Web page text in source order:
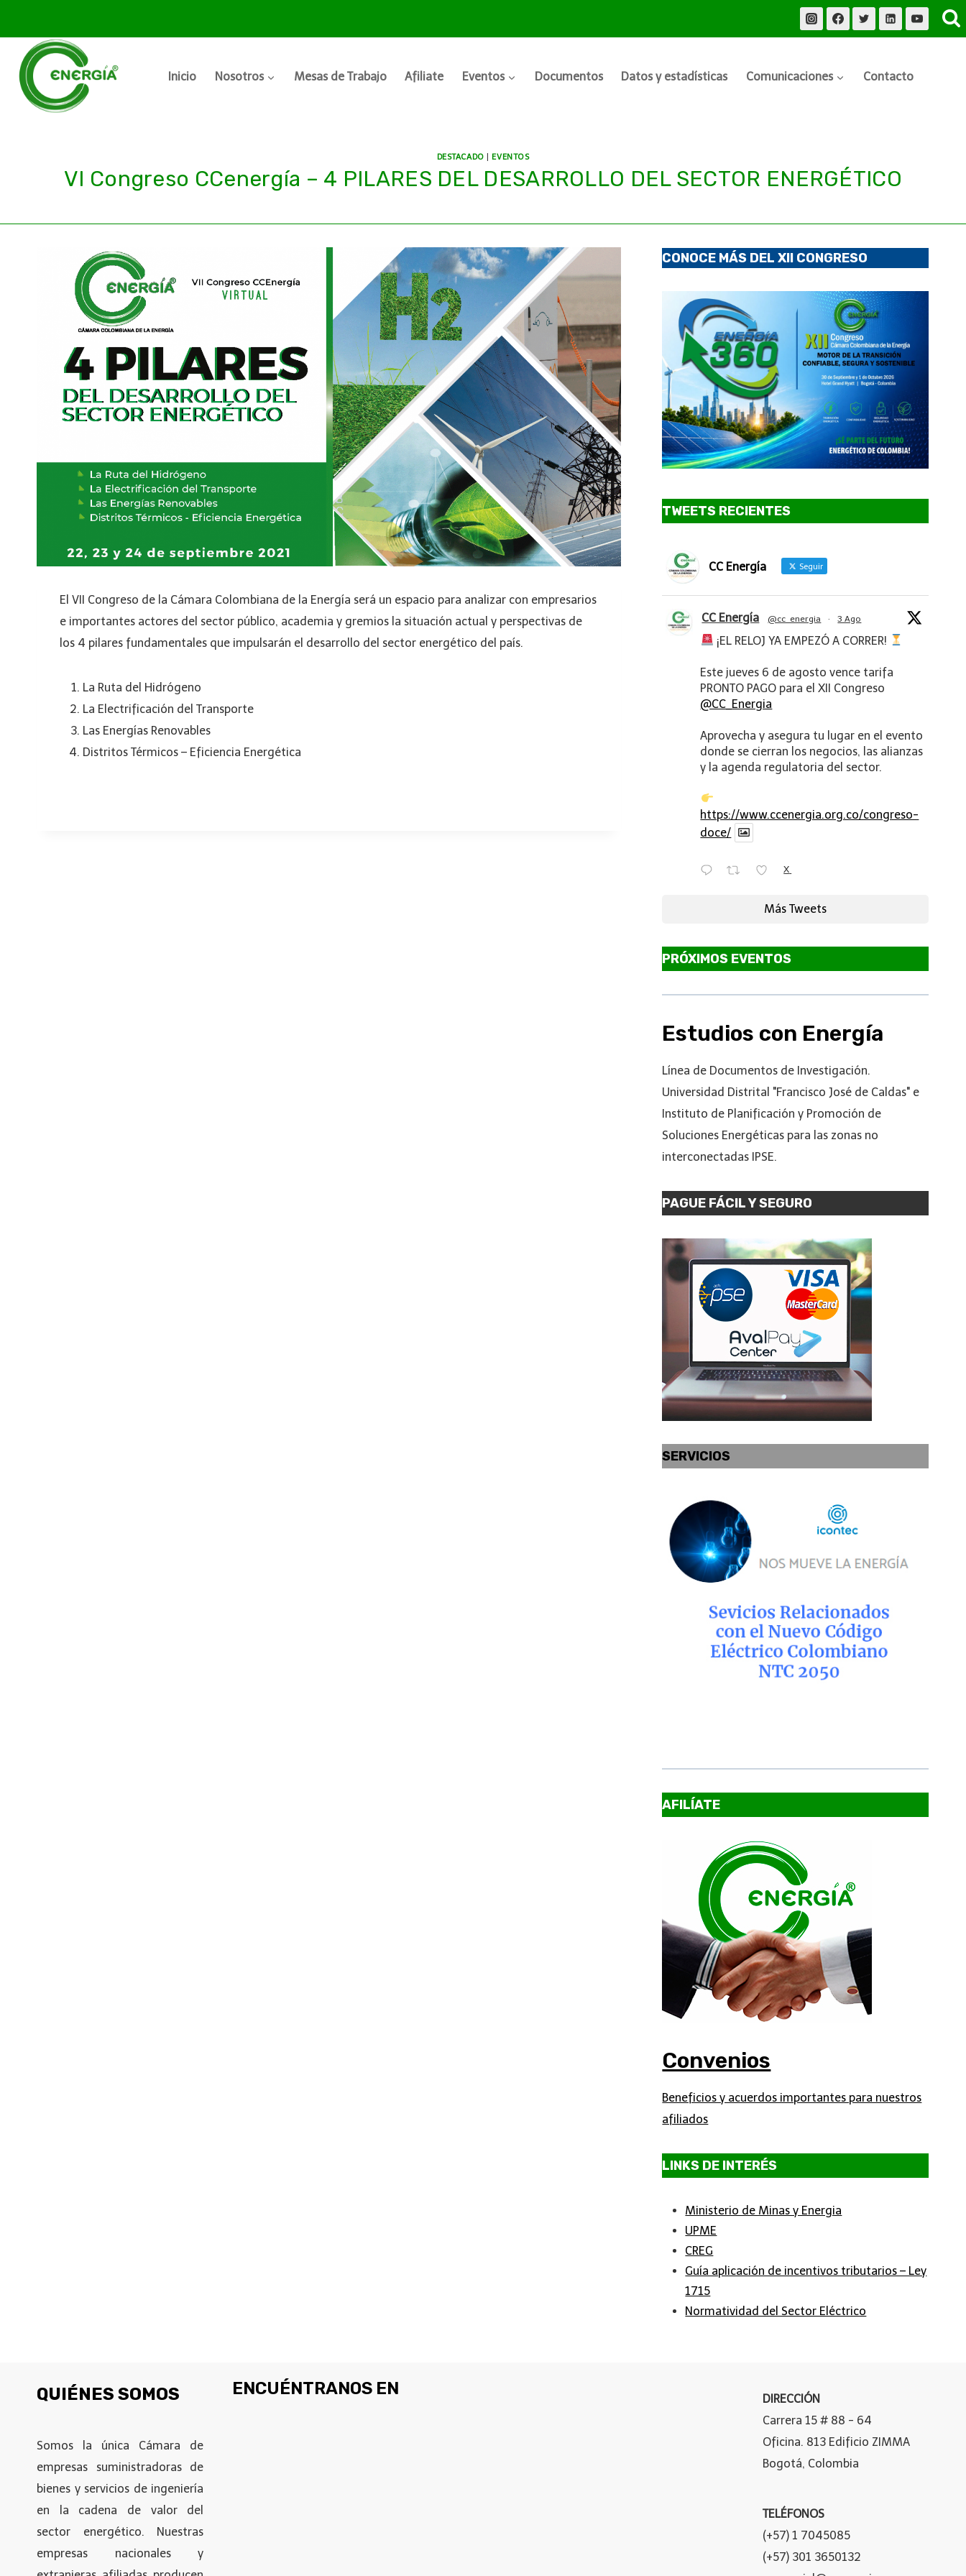
Inicio Nosotros Mesas de Trabajo Afiliate Eventos Documentos Datos y estadísticas Comunicaciones Contacto
DESTACADO |EVENTOS
VI Congreso CCenergía – 4 PILARES DEL DESARROLLO DEL SECTOR ENERGÉTICO
El VII Congreso de la Cámara Colombiana de la Energía será un espacio para analizar con empresarios
e importantes actores del sector público, academia y gremios la situación actual y perspectivas de
los 4 pilares fundamentales que impulsarán el desarrollo del sector energético del país.
La Ruta del Hidrógeno
La Electrificación del Transporte
Las Energías Renovables
Distritos Térmicos – Eficiencia Energética
CONOCE MÁS DEL XII CONGRESO
TWEETS RECIENTES
CC Energía Seguir
CC Energía @cc_energia · 3 Ago
¡EL RELOJ YA EMPEZÓ A CORRER!
Este jueves 6 de agosto vence tarifa
PRONTO PAGO para el XII Congreso
@CC_Energia
Aprovecha y asegura tu lugar en el evento
donde se cierran los negocios, las alianzas
y la agenda regulatoria del sector.
https://www.ccenergia.org.co/congreso-
doce/
X
Más Tweets
PRÓXIMOS EVENTOS
Estudios con Energía
Línea de Documentos de Investigación.
Universidad Distrital "Francisco José de Caldas" e
Instituto de Planificación y Promoción de
Soluciones Energéticas para las zonas no
interconectadas IPSE.
PAGUE FÁCIL Y SEGURO
SERVICIOS
AFILÍATE
Convenios
Beneficios y acuerdos importantes para nuestros
afiliados
LINKS DE INTERÉS
Ministerio de Minas y Energia
UPME
CREG
Guía aplicación de incentivos tributarios – Ley
1715
Normatividad del Sector Eléctrico
QUIÉNES SOMOS
Somos la única Cámara de
empresas suministradoras de
bienes y servicios de ingeniería
en la cadena de valor del
sector energético. Nuestras
empresas nacionales y
ENCUÉNTRANOS EN
DIRECCIÓN
Carrera 15 # 88 - 64
Oficina. 813 Edificio ZIMMA
Bogotá, Colombia
TELÉFONOS
(+57) 1 7045085
(+57) 301 3650132